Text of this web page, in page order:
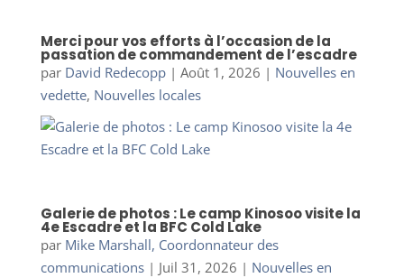
Merci pour vos efforts à l’occasion de la
passation de commandement de l’escadre
par David Redecopp| Août 1, 2026 | Nouvelles en
vedette, Nouvelles locales
Galerie de photos : Le camp Kinosoo visite la
4e Escadre et la BFC Cold Lake
par Mike Marshall, Coordonnateur des
communications| Juil 31, 2026 | Nouvelles en